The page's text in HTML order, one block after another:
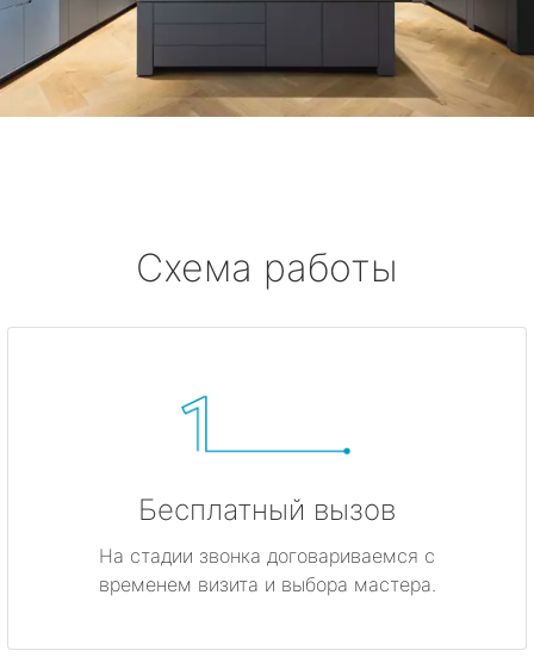
Схема работы
Бесплатный вызов
На стадии звонка договариваемся с
временем визита и выбора мастера.